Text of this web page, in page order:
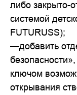
либо закрыто-
системой
FUTURUSS);
—добавить
ключом
открывания